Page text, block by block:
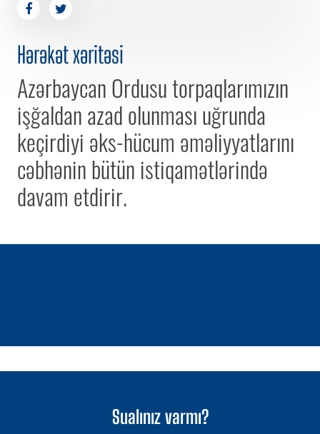
Hərəkət xəritəsi
Azərbaycan Ordusu torpaqlarımızın
işğaldan azad olunması uğrunda
keçirdiyi əks-hücum əməliyyatlarını
cəbhənin bütün istiqamətlərində
davam etdirir.
Sualınız varmı?